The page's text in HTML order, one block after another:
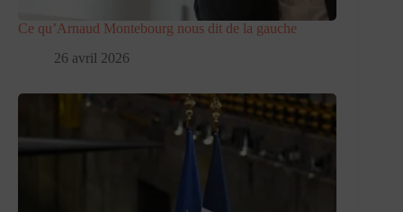
Ce qu’Arnaud Montebourg nous dit de la gauche
26 avril 2026